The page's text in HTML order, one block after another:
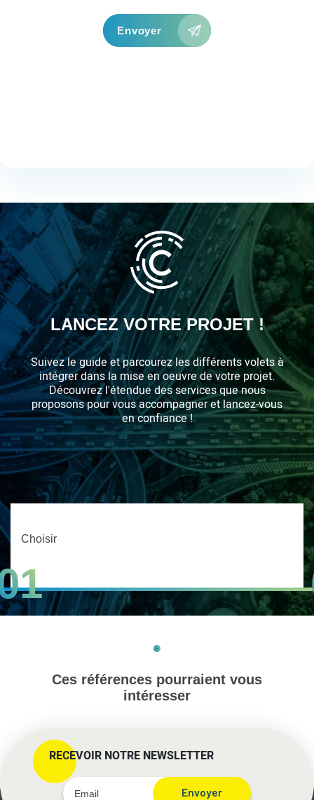
LANCEZ VOTRE PROJET !
Suivez le guide et parcourez les différents volets à
intégrer dans la mise en oeuvre de votre projet.
Découvrez l'étendue des services que nous
proposons pour vous accompagner et lancez-vous
en confiance !
Choisir
Ces références pourraient vous
intéresser
RECEVOIR NOTRE NEWSLETTER
Envoyer